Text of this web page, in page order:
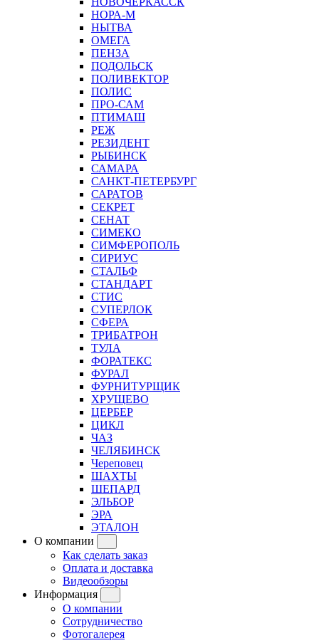
НОРА-М
НЫТВА
ОМЕГА
ПЕНЗА
ПОДОЛЬСК
ПОЛИВЕКТОР
ПОЛИС
ПРО-САМ
ПТИМАШ
РЕЖ
РЕЗИДЕНТ
РЫБИНСК
САМАРА
САНКТ-ПЕТЕРБУРГ
САРАТОВ
СЕКРЕТ
СЕНАТ
СИМЕКО
СИМФЕРОПОЛЬ
СИРИУС
СТАЛЬФ
СТАНДАРТ
СТИС
СУПЕРЛОК
СФЕРА
ТРИБАТРОН
ТУЛА
ФОРАТЕКС
ФУРАЛ
ФУРНИТУРЩИК
ХРУЩЕВО
ЦЕРБЕР
ЦИКЛ
ЧАЗ
ЧЕЛЯБИНСК
Череповец
ШАХТЫ
ШЕПАРД
ЭЛЬБОР
ЭРА
ЭТАЛОН
О компании
Как сделать заказ
Оплата и доставка
Видеообзоры
Информация
О компании
Сотрудничество
Фотогалерея